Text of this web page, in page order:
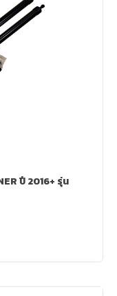
ปี 2016+ รุ่น